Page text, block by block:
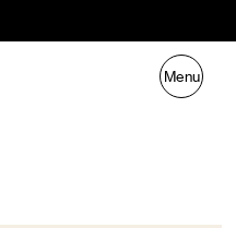
Menu